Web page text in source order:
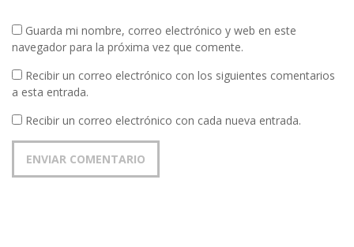
Guarda mi nombre, correo electrónico y web en este
navegador para la próxima vez que comente.
Recibir un correo electrónico con los siguientes comentarios
a esta entrada.
Recibir un correo electrónico con cada nueva entrada.